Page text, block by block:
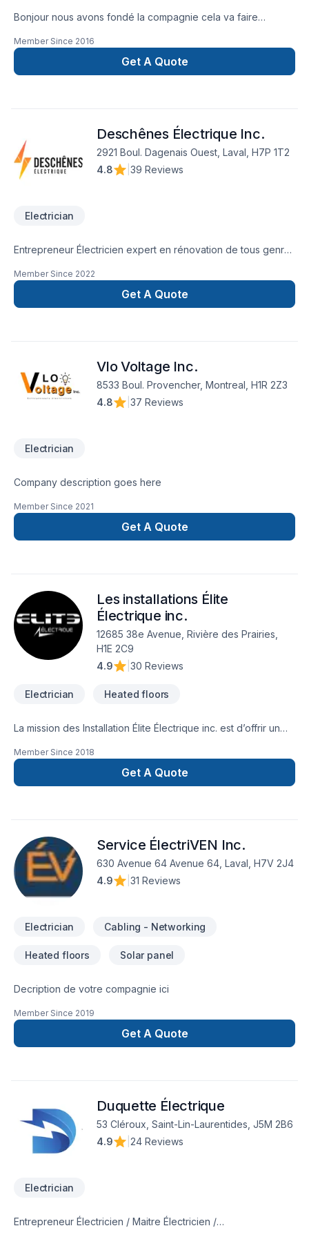
Bonjour nous avons fondé la compagnie cela va faire
prix très compétif.Donc nous serions très heureux de vous
compter parmis notre clientèle régulière
Member Since 2016
Get A Quote
Deschênes Électrique Inc.
2921 Boul. Dagenais Ouest, Laval, H7P 1T2
4.8
39 Reviews
Electrician
Entrepreneur Électricien expert en rénovation de tous genres
d'expérience. Satisfaction Garantie
Member Since 2022
Get A Quote
Vlo Voltage Inc.
8533 Boul. Provencher, Montreal, H1R 2Z3
4.8
37 Reviews
Electrician
Company description goes here
Member Since 2021
Get A Quote
Les installations Élite
Électrique inc.
12685 38e Avenue, Rivière des Prairies,
H1E 2C9
4.9
30 Reviews
Electrician Heated floors
La mission des Installation Élite Électrique inc. est d’offrir un
aux besoins et attentes de sa clientèle. Pour respecter notre
engagement d’efficacité et de courtoisie, nous utilisons un
système informatique à la fine pointe de la technologie ainsi
Member Since 2018
Get A Quote
Service ÉlectriVEN Inc.
630 Avenue 64 Avenue 64, Laval, H7V 2J4
4.9
31 Reviews
Electrician Cabling - Networking
Heated floors Solar panel
Decription de votre compagnie ici
Member Since 2019
Get A Quote
Duquette Électrique
53 Cléroux, Saint-Lin-Laurentides, J5M 2B6
4.9
24 Reviews
Electrician
Entrepreneur Électricien / Maitre Électricien /